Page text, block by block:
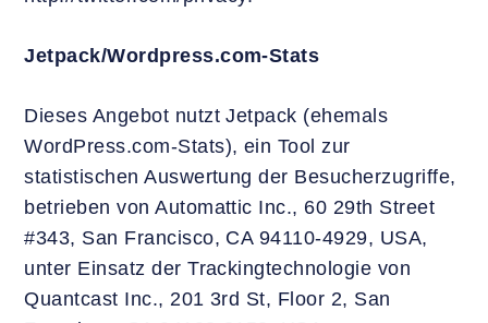
Jetpack/Wordpress.com-Stats
Dieses Angebot nutzt Jetpack (ehemals
WordPress.com-Stats), ein Tool zur
statistischen Auswertung der Besucherzugriffe,
betrieben von Automattic Inc., 60 29th Street
#343, San Francisco, CA 94110-4929, USA,
unter Einsatz der Trackingtechnologie von
Quantcast Inc., 201 3rd St, Floor 2, San